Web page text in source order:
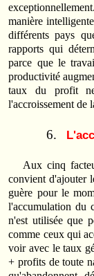
manière
différents pays
rapports qui
parce que le
productivité
taux du profit
l'accroissement de
Aux cinq
convient d'ajouter
guère pour le
l'accumulation du
n'est utilisée que
comme ceux qui
voir avec le taux
+ profits de toute